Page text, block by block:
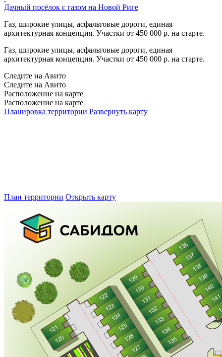
Дачный посёлок с газом на Новой Риге
Газ, широкие улицы, асфальтовые дороги, единая
архитектурная концепция. Участки от 450 000 р. на старте.
Газ, широкие улицы, асфальтовые дороги, единая
архитектурная концепция. Участки от 450 000 р. на старте.
Следите на Авито
Следите на Авито
Расположение на карте
Расположение на карте
Планировка территории Развернуть карту
План территории Открыть карту